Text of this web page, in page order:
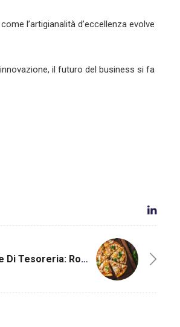
l’artigianalità d’eccellenza evolve
il futuro del business si fa
Storie Di Tesoreria: Roncadin, Quando Il Data Matching Trasforma La Complessità Della Grande Distribuzione In Efficienza